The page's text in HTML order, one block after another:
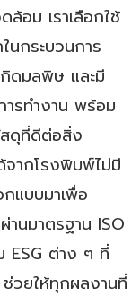
อม เราเลือกใช้
นกระบวนการ
ดมลพิษ และมี
ารทำงาน พร้อม
ดุที่ดีต่อสิ่ง
จากโรงพิมพ์ไม่มี
แบบมาเพื่อ
นมาตรฐาน ISO
ESG ต่าง ๆ ที่
วยให้ทุกผลงานที่